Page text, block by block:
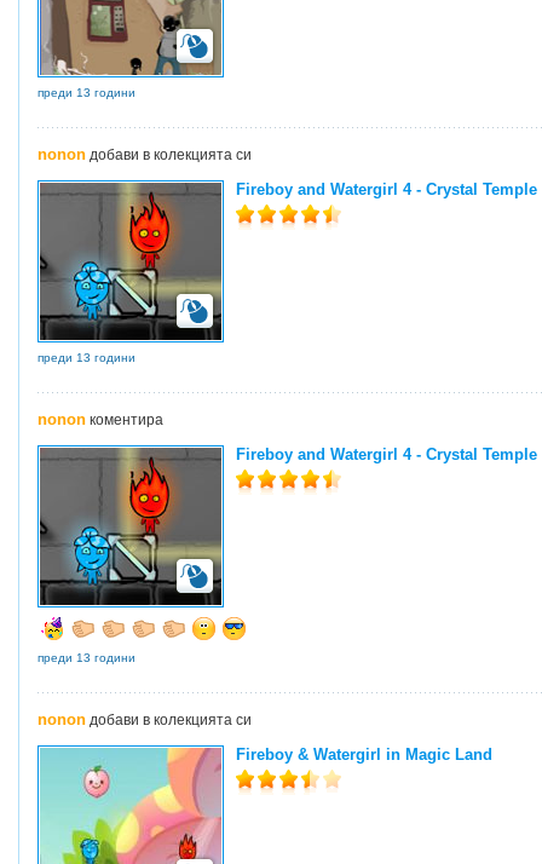
преди 13 години
nonon добави в колекцията си
Fireboy and Watergirl 4 - Crystal Temple
преди 13 години
nonon коментира
Fireboy and Watergirl 4 - Crystal Temple
преди 13 години
nonon добави в колекцията си
Fireboy & Watergirl in Magic Land